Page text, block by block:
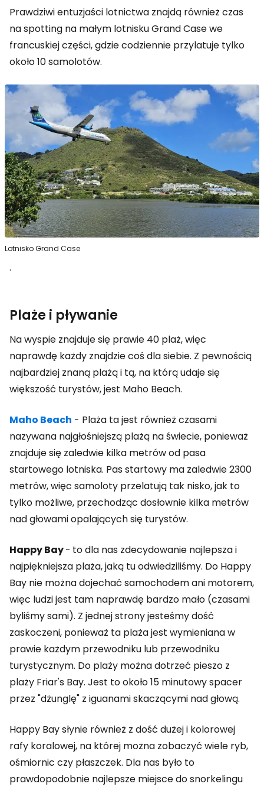
Prawdziwi entuzjaści lotnictwa znajdą również czas
na spotting na małym lotnisku Grand Case we
francuskiej części, gdzie codziennie przylatuje tylko
około 10 samolotów.
Lotnisko Grand Case
.
Plaże i pływanie
Na wyspie znajduje się prawie 40 plaż, więc
naprawdę każdy znajdzie coś dla siebie. Z pewnością
najbardziej znaną plażą i tą, na którą udaje się
większość turystów, jest Maho Beach.
Maho Beach - Plaża ta jest również czasami
nazywana najgłośniejszą plażą na świecie, ponieważ
znajduje się zaledwie kilka metrów od pasa
startowego lotniska. Pas startowy ma zaledwie 2300
metrów, więc samoloty przelatują tak nisko, jak to
tylko możliwe, przechodząc dosłownie kilka metrów
nad głowami opalających się turystów.
Happy Bay- to dla nas zdecydowanie najlepsza i
najpiękniejsza plaża, jaką tu odwiedziliśmy. Do Happy
Bay nie można dojechać samochodem ani motorem,
więc ludzi jest tam naprawdę bardzo mało (czasami
byliśmy sami). Z jednej strony jesteśmy dość
zaskoczeni, ponieważ ta plaża jest wymieniana w
prawie każdym przewodniku lub przewodniku
turystycznym. Do plaży można dotrzeć pieszo z
plaży Friar's Bay. Jest to około 15 minutowy spacer
przez "dżunglę" z iguanami skaczącymi nad głową.
Happy Bay słynie również z dość dużej i kolorowej
rafy koralowej, na której można zobaczyć wiele ryb,
ośmiornic czy płaszczek. Dla nas było to
prawdopodobnie najlepsze miejsce do snorkelingu